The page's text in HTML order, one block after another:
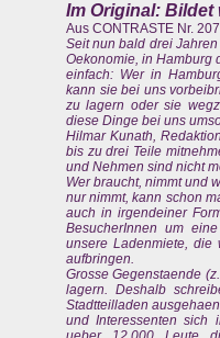
Im Original:
Aus CONTRASTE Nr.
Seit nun bald drei
Oekonomie, in Hamburg
einfach: Wer in
kann sie bei uns
zu lagern oder sie
diese Dinge bei uns
Hilmar Kunath,
bis zu drei Teile
und Nehmen sind nicht
Wer braucht, nimmt und
nur nimmt, kann schon
auch in irgendeiner
BesucherInnen um
unsere Ladenmiete, die
aufbringen.
Grosse Gegenstaende
lagern. Deshalb
Stadtteilladen
und Interessenten sich